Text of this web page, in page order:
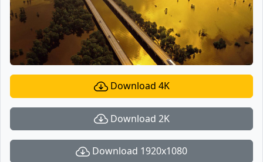
Download 4K
Download 2K
Download 1920x1080